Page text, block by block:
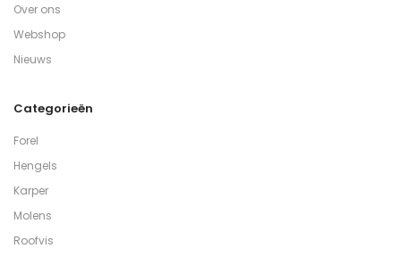
Over ons
Webshop
Nieuws
Categorieën
Forel
Hengels
Karper
Molens
Roofvis